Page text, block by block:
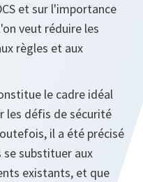
et sur l'importance
veut réduire les
règles et aux
le cadre idéal
les défis de sécurité
il a été précisé
substituer aux
existants, et que